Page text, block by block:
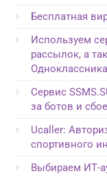
Бесплатная
Используем
рассылок, а
Сервис
за ботов и
Ucaller:
спортивного
Выбираем ИТ-